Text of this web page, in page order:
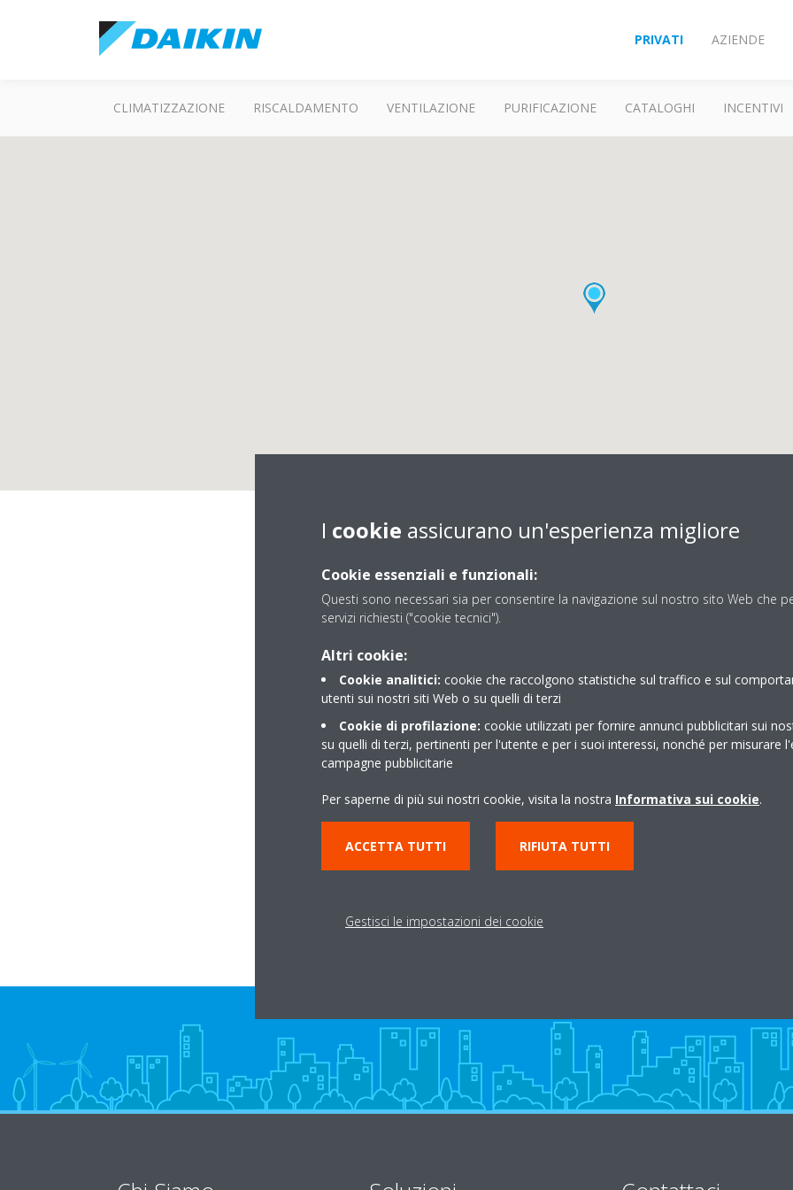
PRIVATI AZIENDE
CLIMATIZZAZIONE RISCALDAMENTO VENTILAZIONE PURIFICAZIONE CATALOGHI INCENTIVI
BERTAIOLA IMPIANTI
37067 VALEGGIO SUL MINCIO VR
I cookie assicurano un'esperienza migliore
Cookie essenziali e funzionali:
Questi sono necessari sia per consentire la navigazione sul nostro sito Web che
servizi richiesti ("cookie tecnici").
Altri cookie:
Cookie analitici: cookie che raccolgono statistiche sul traffico e sul
utenti sui nostri siti Web o su quelli di terzi
Cookie di profilazione: cookie utilizzati per fornire annunci pubblicitari sui
su quelli di terzi, pertinenti per l'utente e per i suoi interessi, nonché per misurare
campagne pubblicitarie
Per saperne di più sui nostri cookie, visita la nostra Informativa sui cookie.
ACCETTA TUTTI RIFIUTA TUTTI
Gestisci le impostazioni dei cookie